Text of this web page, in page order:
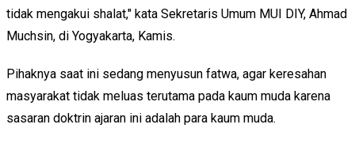
tidak mengakui shalat," kata Sekretaris Umum MUI DIY, Ahmad
Muchsin, di Yogyakarta, Kamis.
Pihaknya saat ini sedang menyusun fatwa, agar keresahan
masyarakat tidak meluas terutama pada kaum muda karena
sasaran doktrin ajaran ini adalah para kaum muda.